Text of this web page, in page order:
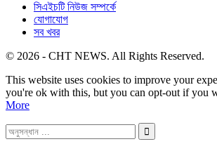
সিএইচটি নিউজ সম্পর্কে
যোগাযোগ
সব খবর
© 2026 - CHT NEWS. All Rights Reserved.
This website uses cookies to improve your
you're ok with this, but you can opt-out if you
More